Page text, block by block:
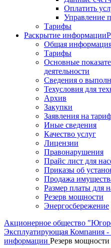
Оплатить
Управление
Тарифы
Раскрытие информации
Общая
Тарифы
Основные
деятельности
Сведения о
Техусловия для
Архив
Закупки
Заявления на
Иные сведения
Качество услуг
Лицензии
Правонарушения
Прайс лист для
Приказы об
Продажа
Размер платы для
Резерв мощности
Энергосбережение
Акционерное общество
Эксплуатирующая Компания -
информации Резерв мощности